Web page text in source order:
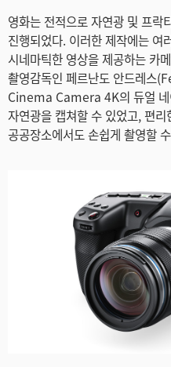
New Zealand
Norway
Poland
Portugal
South Africa
Spain
Sweden
Chinese Taipei
영화는 전적으로 자연광 및 프락
진행되었다. 이러한 제작에는 여
시네마틱한 영상을 제공하는 카
촬영감독인 페르난도 안드레
Cinema Camera 4K의 듀얼 네
자연광을 캡쳐할 수 있었고, 편
공공장소에서도 손쉽게 촬영할